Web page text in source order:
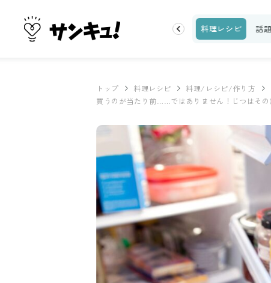
ビューティ 100均・雑貨 スーパー 料理レシピ 話題
トップ 料理レシピ
料理/レシピ/作り方
買うのが当たり前……ではありません！じつはそ